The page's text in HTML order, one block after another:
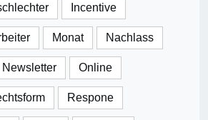
Incentive
Monat Nachlass
Newsletter Online
Respone